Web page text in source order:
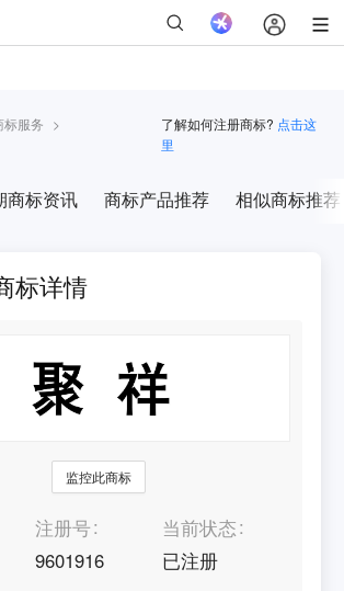
标服务 >
了解如何注册商标? 点击这
里
商标资讯 商标产品推荐 相似商标推荐
标详情
监控此商标
注册号
9601916
当前状态
已注册